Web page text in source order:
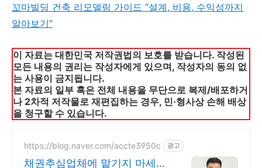
꼬마빌딩 건축 리모델링 가이드 “설계, 비용, 수익성까지
알아보기”
이 자료는 대한민국 저작권법의 보호를 받습니다. 작성된
모든 내용의 권리는 작성자에게 있으며, 작성자의 동의 없
는 사용이 금지됩니다.
본 자료의 일부 혹은 전체 내용을 무단으로 복제/배포하거
나 2차적 저작물로 재편집하는 경우, 민·형사상 손해 배상
을 청구할 수 있습니다.
https://blog.naver.com/accte3950c 광고
채권추심업체에 맡기지 마세요